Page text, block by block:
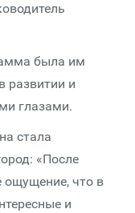
была им
развитии и
глазами.
стала
«После
ощущение, что в
и